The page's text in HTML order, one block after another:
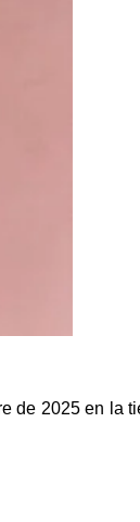
de 2025 en la